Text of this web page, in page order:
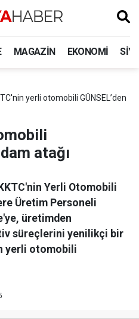
MAGAZIN EKONOMI
yerli otomobili GÜNSEL’den
atağı
Yerli Otomobili
Üretim Personeli
üretimden
süreçlerini yenilikçi bir
yerli otomobili